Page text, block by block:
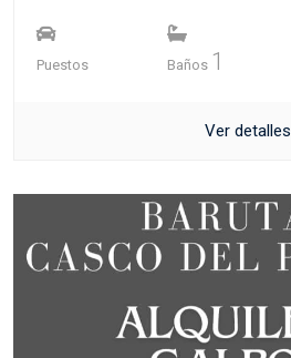
Puestos Baños 1
Ver detalles